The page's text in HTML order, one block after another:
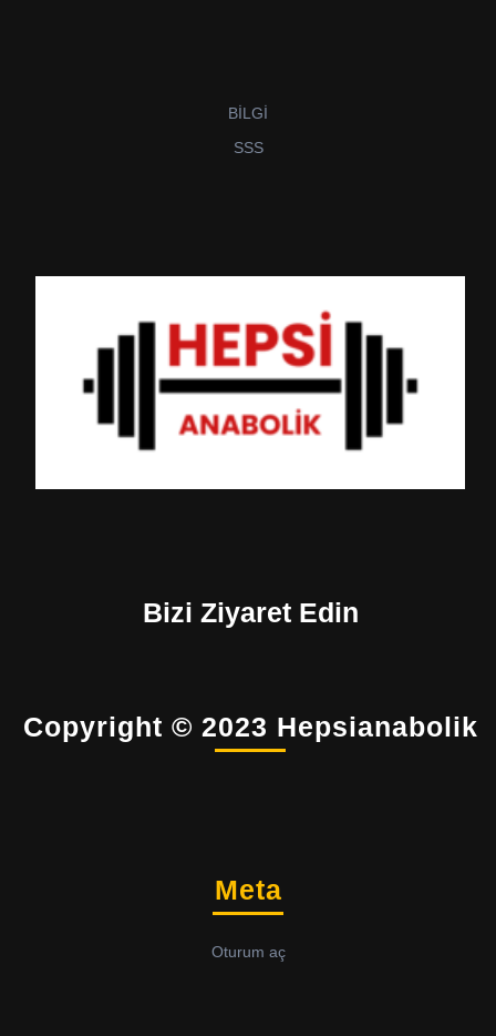
BİLGİ
SSS
Bizi Ziyaret Edin
Copyright © 2023 Hepsianabolik
Meta
Oturum aç